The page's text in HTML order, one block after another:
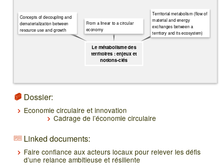
Le métabolisme des
territoires : enjeux et
notions-clés
Territorial metabolism (flow of
material and energy
exchanges between a
territory and its ecosystem)
From a linear to a circular
economy
Concepts of decoupling and
dematerialization between
resource use and growth
Dossier:
Economie circulaire et innovation
Cadrage de l’économie circulaire
Linked documents:
Faire confiance aux acteurs locaux pour relever les défis
d’une relance ambitieuse et résiliente